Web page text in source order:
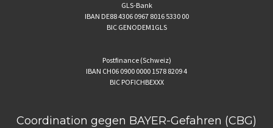
GLS-Bank
IBAN DE88 4306 0967 8016 5330 00
BIC GENODEM1GLS
Postfinance (Schweiz)
IBAN CH06 0900 0000 1578 8209 4
BIC POFICHBEXXX
Coordination gegen BAYER-Gefahren (CBG)